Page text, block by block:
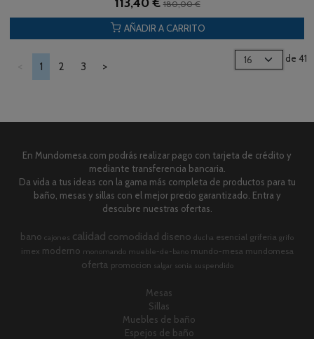
180,00 €
AÑADIR A CARRITO
1 2 3 >
de 41
En Mundomesa.com podrás realizar pago con tarjeta de crédito y
mediante transferencia bancaria.
Da vida a tus ideas con la gama más completa de productos para tu
baño, mesas y sillas con el mejor precio garantizado. Entra y
descubre nuestras ofertas.
bano cajones calidad comodidad diseno ducha esencial griferia grifo
imex moderno monomando mueble-de-bano mundo-mesa mundomesa
oferta promocion salgar sonia suspendido
Mesas
Sillas
Muebles de baño
Espejos de baño